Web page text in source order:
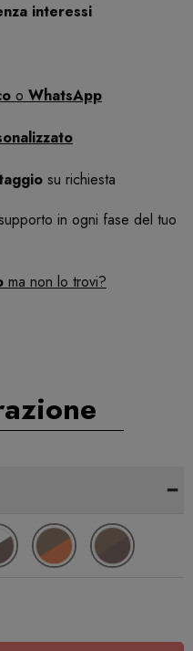
interessi
o WhatsApp
su richiesta
in ogni fase del tuo
ma non lo trovi?
-